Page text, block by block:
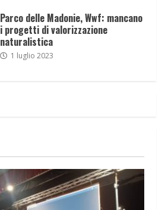
Parco delle Madonie, Wwf: mancano
i progetti di valorizzazione
naturalistica
1 luglio 2023